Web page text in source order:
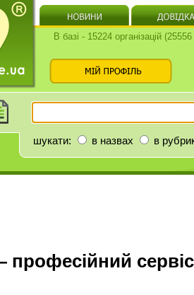
В базі - 15224 організацій
шукати: в назвах в
сервіс